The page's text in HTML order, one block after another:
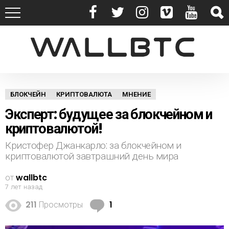
БЛОКЧЕЙН КРИПТОВАЛЮТА МНЕНИЕ
Эксперт: будущее за блокчейном и
криптовалютой!
Кристофер Джанкарло: за блокчейном и
криптовалютой завтрашний день мира
отwallbtc
7 лет назад
211 Просмотры 1